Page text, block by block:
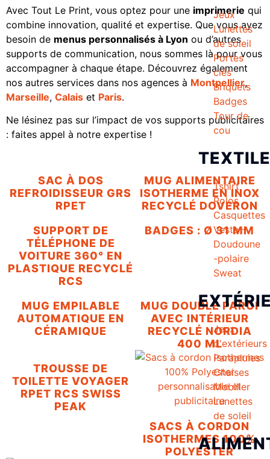
Jeux
Lunettes
de soleil
Portes
clés
Briquets
Badges
Tour de
cou
TEXTILE
Tshirt
Polos
Casquettes
Veste -
Doudoune
-polaire
Sweat
Jeux
d'extérieurs
Parapluies
Chaises
Mobilier
Lunettes
de soleil
Avec Tout Le Print, vous optez pour une imprimerie qui
combine innovation, qualité et expertise. Que vous ayez
besoin de menus personnalisés à Lyon ou d’autres
supports de communication, nous sommes là pour vous
accompagner à chaque étape. Découvrez également
nos autres services dans nos agences à Montpellier,
Marseille, Calais et Paris.
Ne lésinez pas sur l’impact de vos supports publicitaires
: faites appel à notre expertise !
SAC À DOS
REFROIDISSEUR GRS
RPET
MUG ALIMENTAIRE
ISOTHERME EN INOX
RECYCLÉ DOVERON
SUPPORT DE
TÉLÉPHONE DE
VOITURE 360° EN
PLASTIQUE RECYCLÉ
RCS
BADGES : Ø 31 MM
MUG EMPILABLE
AUTOMATIQUE EN
CÉRAMIQUE
MUG DOUBLE PAROI
AVEC INTÉRIEUR
RECYCLÉ NORDIA
400 ML
TROUSSE DE
TOILETTE VOYAGER
RPET RCS SWISS
PEAK
SACS À CORDON
ISOTHERMES 100%
POLYESTER